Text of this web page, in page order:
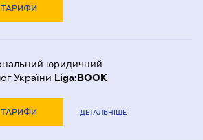
ТАРИФИ
юридичний
України Liga:BOOK
ТАРИФИ ДЕТАЛЬНІШЕ